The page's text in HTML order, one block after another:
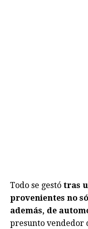
Todo se gestó tras
provenientes no
además, de
presunto vendedor